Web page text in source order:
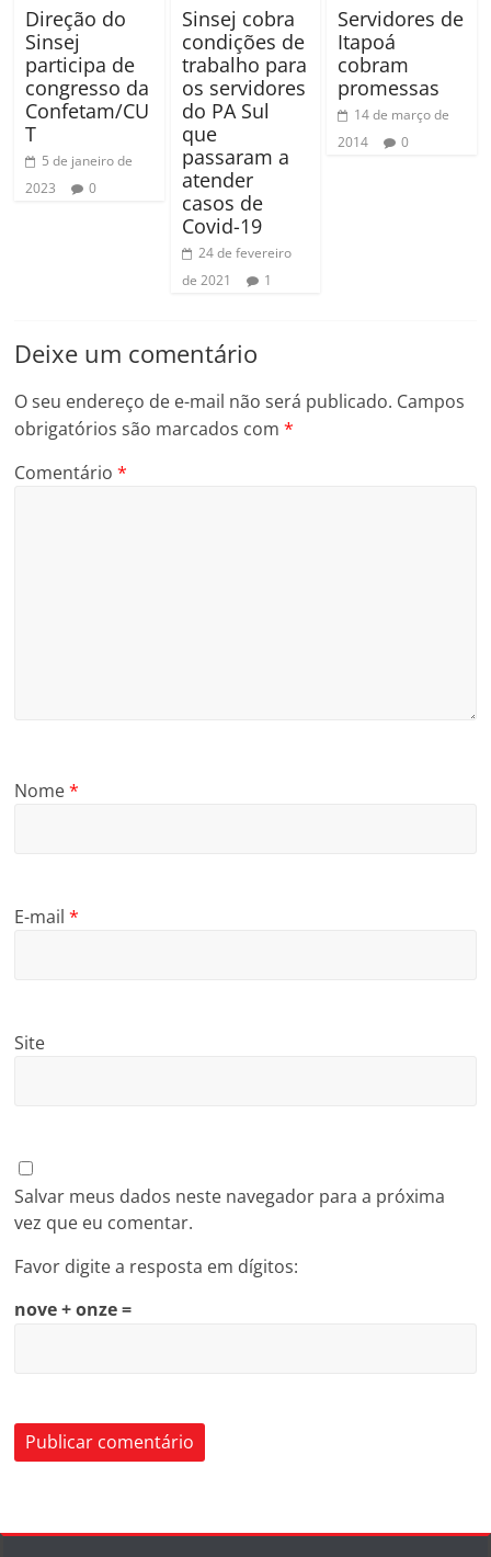
Direção do
Sinsej
participa de
congresso da
Confetam/CU
T
5 de janeiro de
2023
0
Sinsej cobra
condições de
trabalho para
os servidores
do PA Sul
que
passaram a
atender
casos de
Covid-19
24 de fevereiro
de 2021
1
Servidores de
Itapoá
cobram
promessas
14 de março de
2014
0
Deixe um comentário
O seu endereço de e-mail não será publicado. Campos
obrigatórios são marcados com*
Comentário*
Nome*
E-mail*
Site
Salvar meus dados neste navegador para a próxima
vez que eu comentar.
Favor digite a resposta em dígitos:
nove + onze =